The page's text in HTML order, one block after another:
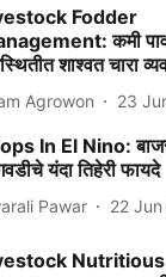
Fodder
कमी
शाश्‍वत चारा
Agrowon 23
In El Nino:
यंदा तिहेरी फायदे
Pawar 22
Nutritious